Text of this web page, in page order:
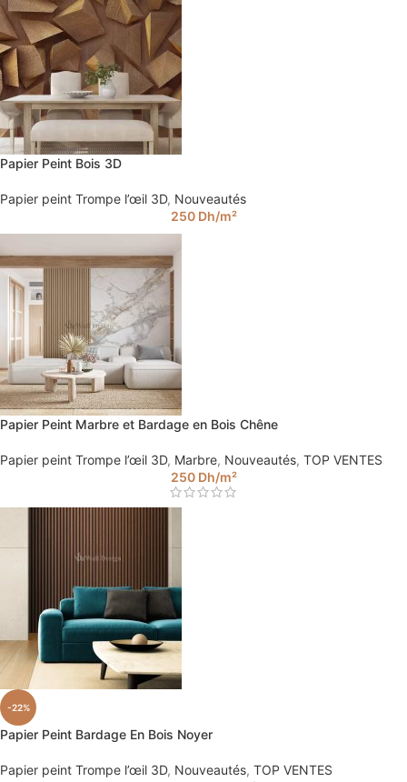
Papier Peint Bois 3D
Papier peint Trompe l’œil 3D, Nouveautés
250 Dh/m²
Papier Peint Marbre et Bardage en Bois Chêne
Papier peint Trompe l’œil 3D, Marbre, Nouveautés, TOP VENTES
250 Dh/m²
-22%
Papier Peint Bardage En Bois Noyer
Papier peint Trompe l’œil 3D, Nouveautés, TOP VENTES